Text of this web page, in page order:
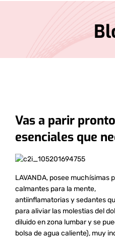
Vas a parir
esenciales que
LAVANDA, posee muchísimas
calmantes para la mente,
antiinflamatorias y sedantes
para aliviar las molestias del
diluido en zona lumbar y se
bolsa de agua caliente), muy